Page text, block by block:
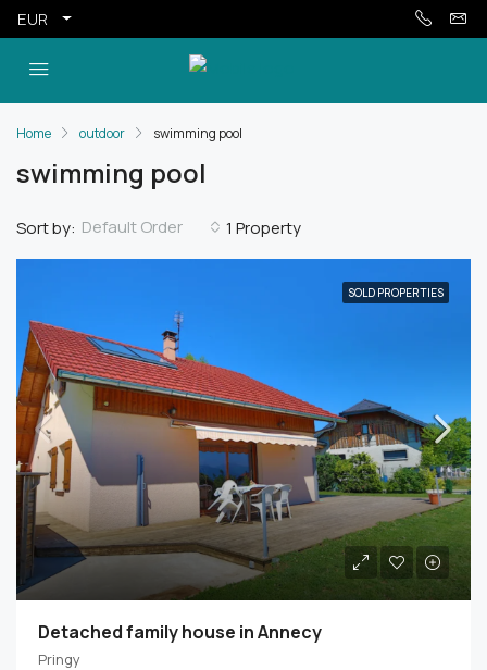
EUR
Home outdoor swimming pool
swimming pool
1 Property
Sort by: Default Order
SOLD PROPERTIES
Detached family house in Annecy
Pringy